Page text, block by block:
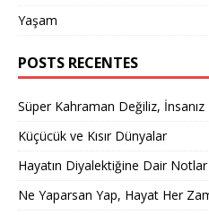
Yaşam
POSTS RECENTES
Süper Kahraman Değiliz, İnsanız
Küçücük ve Kısır Dünyalar
Hayatın Diyalektiğine Dair Notlar
Ne Yaparsan Yap, Hayat Her